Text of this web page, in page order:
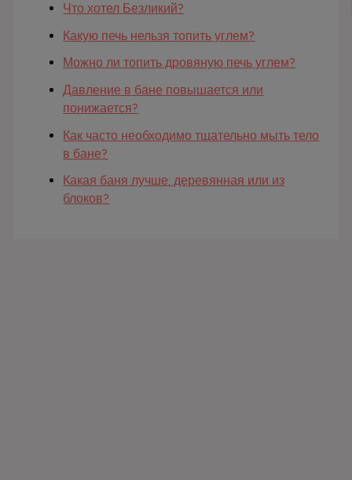
Что хотел Безликий?
Какую печь нельзя топить углем?
Можно ли топить дровяную печь углем?
Давление в бане повышается или
понижается?
Как часто необходимо тщательно мыть тело
в бане?
Какая баня лучше: деревянная или из
блоков?